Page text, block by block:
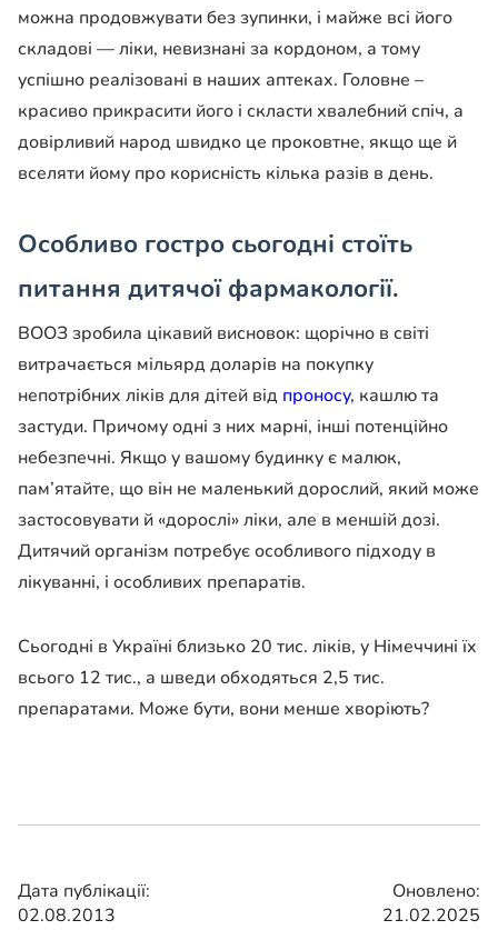
можна продовжувати без зупинки, і майже всі його
складові — ліки, невизнані за кордоном, а тому
успішно реалізовані в наших аптеках. Головне –
красиво прикрасити його і скласти хвалебний спіч, а
довірливий народ швидко це проковтне, якщо ще й
вселяти йому про корисність кілька разів в день.
Особливо гостро сьогодні стоїть
питання дитячої фармакології.
ВООЗ зробила цікавий висновок: щорічно в світі
витрачається мільярд доларів на покупку
непотрібних ліків для дітей від проносу, кашлю та
застуди. Причому одні з них марні, інші потенційно
небезпечні. Якщо у вашому будинку є малюк,
пам’ятайте, що він не маленький дорослий, який може
застосовувати й «дорослі» ліки, але в меншій дозі.
Дитячий організм потребує особливого підходу в
лікуванні, і особливих препаратів.
Сьогодні в Україні близько 20 тис. ліків, у Німеччині їх
всього 12 тис., а шведи обходяться 2,5 тис.
препаратами. Може бути, вони менше хворіють?
Дата публікації:
02.08.2013
Оновлено:
21.02.2025